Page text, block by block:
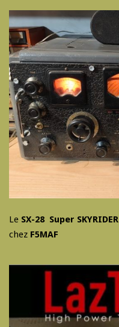
Le SX-28 Super SKYRIDER
chez F5MAF